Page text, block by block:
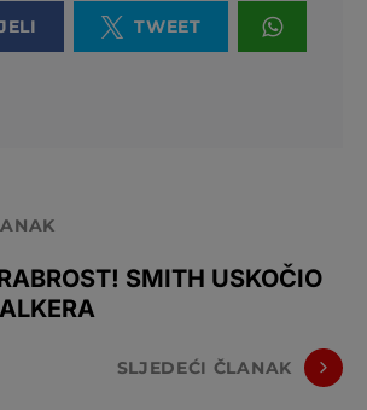
TWEET
SMITH USKOČIO
SLJEDEĆI ČLANAK